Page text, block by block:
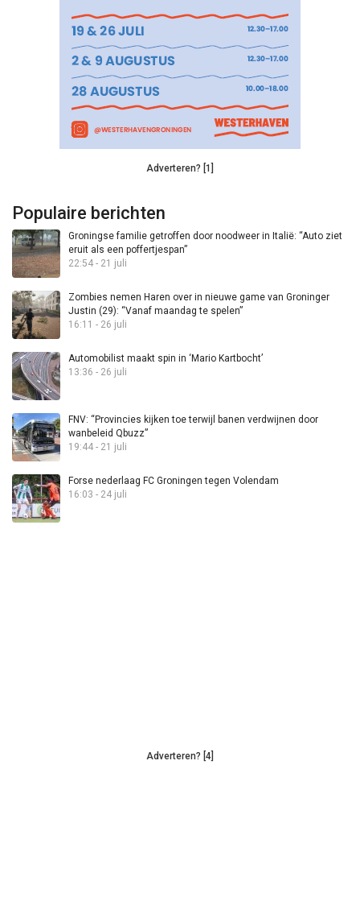
Adverteren? [1]
Populaire berichten
Groningse familie getroffen door noodweer in Italië: “Auto ziet
eruit als een poffertjespan”
22:54 - 21 juli
Zombies nemen Haren over in nieuwe game van Groninger
Justin (29): “Vanaf maandag te spelen”
16:11 - 26 juli
Automobilist maakt spin in ‘Mario Kartbocht’
13:36 - 26 juli
FNV: “Provincies kijken toe terwijl banen verdwijnen door
wanbeleid Qbuzz”
19:44 - 21 juli
Forse nederlaag FC Groningen tegen Volendam
16:03 - 24 juli
Adverteren? [4]